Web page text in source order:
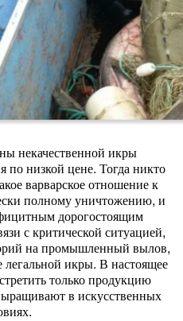
некачественной икры
по низкой цене. Тогда никто
варварское отношение к
полному уничтожению, и
дорогостоящим
с критической ситуацией,
на промышленный вылов,
икры. В настоящее
только продукцию
в искусственных